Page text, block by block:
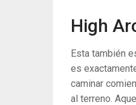
High
Esta también
es
caminar
al terreno.